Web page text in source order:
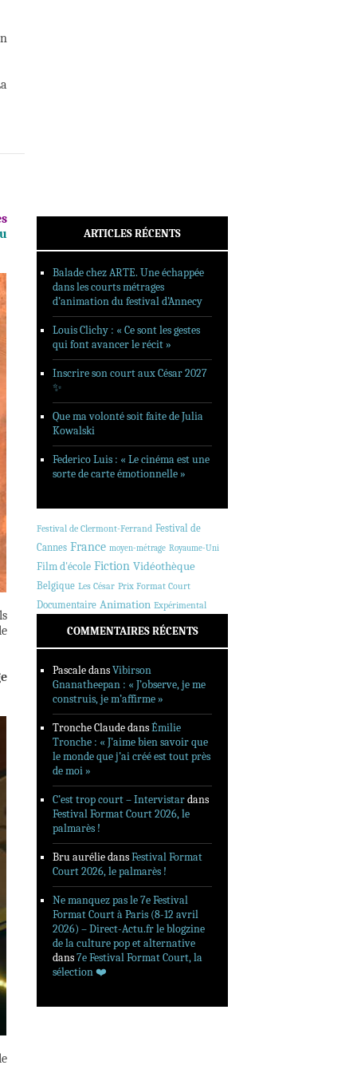
ARTICLES RÉCENTS
Balade chez ARTE. Une échappée
dans les courts métrages
d’animation du festival d’Annecy
Louis Clichy : « Ce sont les gestes
qui font avancer le récit »
Inscrire son court aux César 2027
✨
Que ma volonté soit faite de Julia
Kowalski
Federico Luis : « Le cinéma est une
sorte de carte émotionnelle »
Festival de Clermont-Ferrand Festival de
Cannes France moyen-métrage Royaume-Uni
Film d'école Fiction Vidéothèque
Belgique Les César Prix Format Court
Documentaire Animation Expérimental
COMMENTAIRES RÉCENTS
PascaledansVibirson
Gnanatheepan : « J’observe, je me
construis, je m’affirme »
Tronche ClaudedansÉmilie
Tronche : « J’aime bien savoir que
le monde que j’ai créé est tout près
de moi »
C’est trop court – Intervistardans
Festival Format Court 2026, le
palmarès !
Bru auréliedansFestival Format
Court 2026, le palmarès !
Ne manquez pas le 7e Festival
Format Court à Paris (8-12 avril
2026) – Direct-Actu.fr le blogzine
de la culture pop et alternative
dans7e Festival Format Court, la
sélection ❤️‍